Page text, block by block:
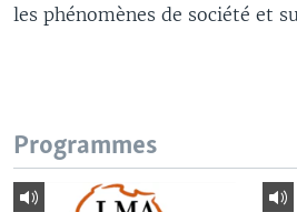
les phénomènes de société et
Programmes